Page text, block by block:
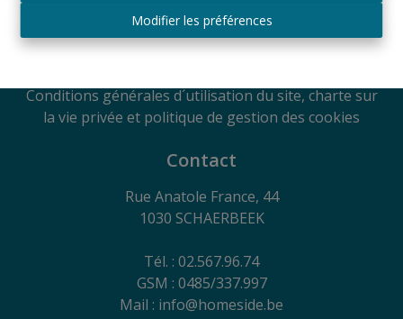
Modifier les préférences
du 29juin 2018
RC Professionnelle et Cautionnement via Axa
Conditions générales d´utilisation du site, charte sur
la vie privée et politique de gestion des cookies
Contact
Rue Anatole France, 44
1030 SCHAERBEEK
Tél. : 02.567.96.74
GSM : 0485/337.997
Mail : info@homeside.be